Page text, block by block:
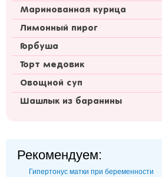
Маринованная курица
Лимонный пирог
Горбуша
Торт медовик
Овощной суп
Шашлык из баранины
Рекомендуем:
Гипертонус матки при беременности